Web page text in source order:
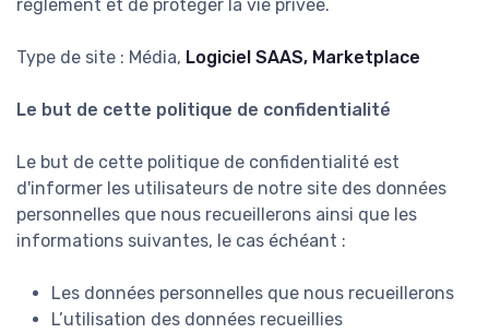
règlement et de protéger la vie privée.
Type de site : Média, Logiciel SAAS, Marketplace
Le but de cette politique de confidentialité
Le but de cette politique de confidentialité est
d'informer les utilisateurs de notre site des données
personnelles que nous recueillerons ainsi que les
informations suivantes, le cas échéant :
Les données personnelles que nous recueillerons
L’utilisation des données recueillies